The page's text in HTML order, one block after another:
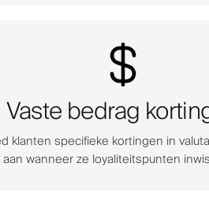
Vaste bedrag
klanten specifieke kortingen in
aan wanneer ze loyaliteitspunten